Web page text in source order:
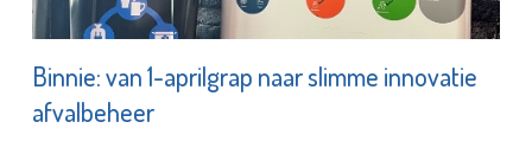
Binnie: van 1-aprilgrap naar slimme innovatie
afvalbeheer